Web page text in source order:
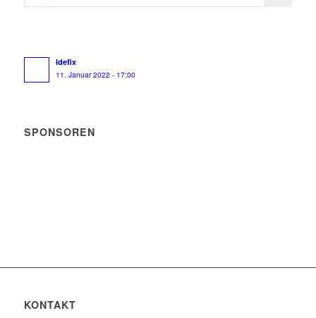
Idefix
11. Januar 2022 - 17:00
SPONSOREN
KONTAKT